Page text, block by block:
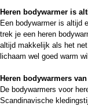
Heren bodywarmer is
Een bodywarmer is altijd
trek je een heren
altijd makkelijk als het
lichaam wel goed warm
Heren bodywarmers
De bodywarmers voor
Scandinavische